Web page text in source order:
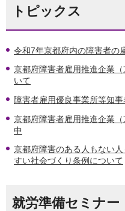
トピックス
令和7年京都府内の障害者の
京都府障害者雇用推進企業
いて
障害者雇用優良事業所等知
京都府障害者雇用推進企業
中
京都府障害のある人もない
すい社会づくり条例について
就労準備セミナ